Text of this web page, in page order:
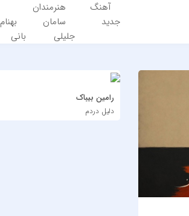
آهنگ
جدید
هنرمندان
سامان
جلیلی
بهنام
بانی
رامین بیباک
دلیل دردم